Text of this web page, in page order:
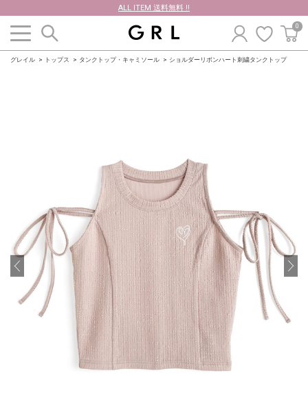
ALL ITEM 送料無料 !!
0
グレイル トップス タンクトップ・キャミソール ショルダーリボンハート刺繍タンクトップ